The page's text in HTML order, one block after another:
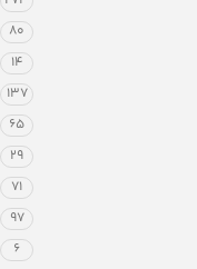
80
14
137
65
29
71
97
6